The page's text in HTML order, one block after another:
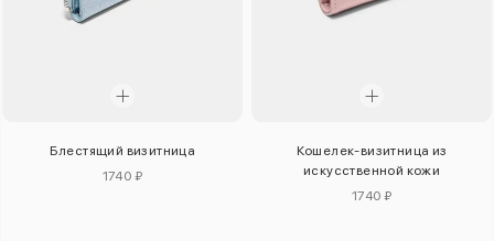
Блестящий визитница
1740 ₽
Кошелек-визитница из
искусственной кожи
1740 ₽